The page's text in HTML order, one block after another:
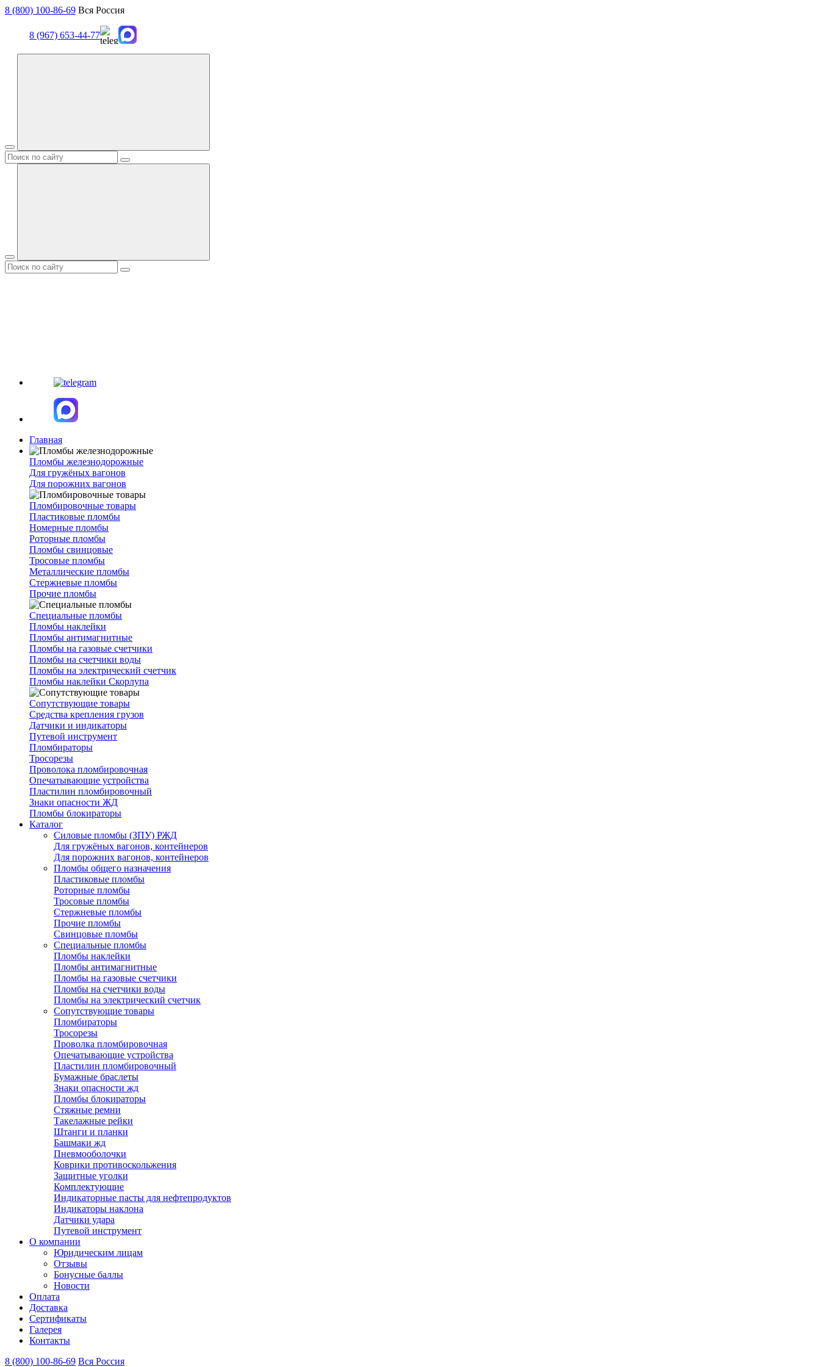
8 (800) 100-86-69 Вся Россия
8 (967) 653-44-77
Главная
Пломбы железнодорожные
Для гружёных вагонов
Для порожних вагонов
Пломбировочные товары
Пластиковые пломбы
Номерные пломбы
Роторные пломбы
Пломбы свинцовые
Тросовые пломбы
Металлические пломбы
Стержневые пломбы
Прочие пломбы
Специальные пломбы
Пломбы наклейки
Пломбы антимагнитные
Пломбы на газовые счетчики
Пломбы на счетчики воды
Пломбы на электрический счетчик
Пломбы наклейки Скорлупа
Сопутствующие товары
Средства крепления грузов
Датчики и индикаторы
Путевой инструмент
Пломбираторы
Тросорезы
Проволока пломбировочная
Опечатывающие устройства
Пластилин пломбировочный
Знаки опасности ЖД
Пломбы блокираторы
Каталог
Силовые пломбы (ЗПУ) РЖД
Для гружёных вагонов, контейнеров
Для порожних вагонов, контейнеров
Пломбы общего назначения
Пластиковые пломбы
Роторные пломбы
Тросовые пломбы
Стержневые пломбы
Прочие пломбы
Свинцовые пломбы
Специальные пломбы
Пломбы наклейки
Пломбы антимагнитные
Пломбы на газовые счетчики
Пломбы на счетчики воды
Пломбы на электрический счетчик
Сопутствующие товары
Пломбираторы
Тросорезы
Проволка пломбировочная
Опечатывающие устройства
Пластилин пломбировочный
Бумажные браслеты
Знаки опасности жд
Пломбы блокираторы
Стяжные ремни
Такелажные рейки
Штанги и планки
Башмаки жд
Пневмооболочки
Коврики противоскольжения
Защитные уголки
Комплектующие
Индикаторные пасты для нефтепродуктов
Индикаторы наклона
Датчики удара
Путевой инструмент
О компании
Юридическим лицам
Отзывы
Бонусные баллы
Новости
Оплата
Доставка
Сертификаты
Галерея
Контакты
8 (800) 100-86-69 Вся Россия